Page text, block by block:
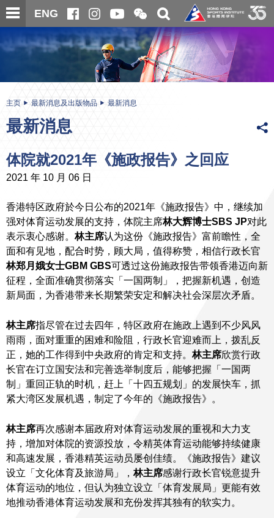
跳
至
内
ENG
开
合
微
信
二
维
码
关
搜
寻
内
主页 最新消息及出版物品 最新消息
最新消息
体院就2021年《施政报告》之回应
2021 年 10 月 06 日
香港特区政府於今日公布的2021年《施政报告》中，继续加
强对体育运动发展的支持，体院主席林大辉博士SBS JP对此
表示衷心感谢。林主席认为这份《施政报告》富前瞻性，全
面和有见地，配合时势，顾大局，值得称赞，相信行政长官
林郑月娥女士GBM GBS可透过这份施政报告带领香港迈向新
征程，全面准确贯彻落实「一国两制」，把握新机遇，创造
新局面，为香港带来长期繁荣安定和解决社会深层次矛盾。
林​主席指尽管在过去四年，特区政府在施政上遇到不少风风
雨雨，面对重重的困难和险阻，行政长官迎难而上，拨乱反
正，她的工作得到中央政府的肯定和支持。林主席欣赏行政
长官在订立国安法和完善选举制度后，能够把握「一国两
制」重回正轨的时机，赶上「十四五规划」的发展快车，抓
紧大湾区发展机遇，制定了今年的《施政报告》。
林主席再次感谢本届政府对体育运动发展的重视和大力支
持，增加对体院的资源投放，令精英体育运动能够持续健康
和高速发展，香港精英运动员屡创佳绩。《施政报告》建议
设立「文化体育及旅游局」，林主席感谢行政长官锐意提升
体育运动的地位，但认为独立设立「体育发展局」更能有效
地推动香港体育运动发展和充份发挥其独有的软实力。